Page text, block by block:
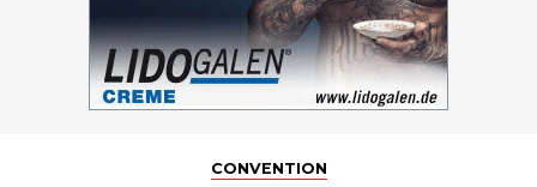
CONVENTION